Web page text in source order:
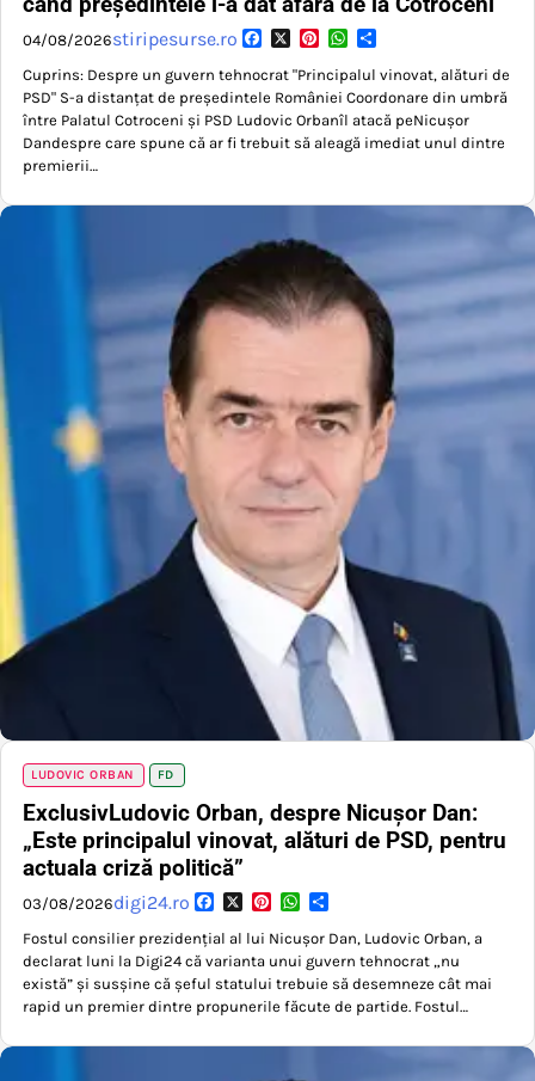
04/08/2026stiripesurse.ro Facebook
X PinterestWhatsApp
Cuprins: Despre un guvern tehnocrat "Principalul vinovat, alături de
PSD" S-a distanțat de președintele României Coordonare din umbră
între Palatul Cotroceni și PSD Ludovic Orbanîl atacă peNicușor
Dandespre care spune că ar fi trebuit să aleagă imediat unul dintre
premierii…
LUDOVIC ORBAN FD
ExclusivLudovic Orban, despre Nicușor Dan:
„Este principalul vinovat, alături de PSD, pentru
actuala criză politică”
03/08/2026digi24.ro Facebook
X PinterestWhatsApp
Fostul consilier prezidențial al lui Nicușor Dan, Ludovic Orban, a
declarat luni la Digi24 că varianta unui guvern tehnocrat „nu
există” și susșine că șeful statului trebuie să desemneze cât mai
rapid un premier dintre propunerile făcute de partide. Fostul…